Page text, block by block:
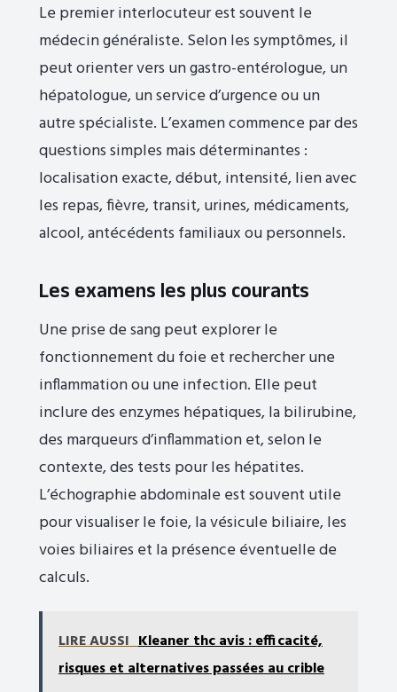
Le premier interlocuteur est souvent le
médecin généraliste. Selon les symptômes, il
peut orienter vers un gastro-entérologue, un
hépatologue, un service d’urgence ou un
autre spécialiste. L’examen commence par des
questions simples mais déterminantes :
localisation exacte, début, intensité, lien avec
les repas, fièvre, transit, urines, médicaments,
alcool, antécédents familiaux ou personnels.
Les examens les plus courants
Une prise de sang peut explorer le
fonctionnement du foie et rechercher une
inflammation ou une infection. Elle peut
inclure des enzymes hépatiques, la bilirubine,
des marqueurs d’inflammation et, selon le
contexte, des tests pour les hépatites.
L’échographie abdominale est souvent utile
pour visualiser le foie, la vésicule biliaire, les
voies biliaires et la présence éventuelle de
calculs.
LIRE AUSSI Kleaner thc avis : efficacité,
risques et alternatives passées au crible